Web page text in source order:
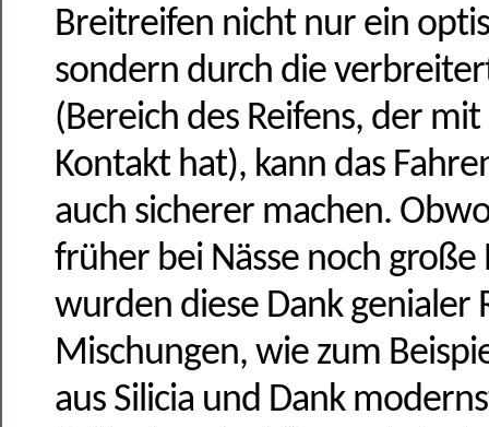
Breitreifen nicht nur ein
sondern durch die
(Bereich des Reifens, der
Kontakt hat), kann das
auch sicherer machen.
früher bei Nässe noch
wurden diese Dank genialer
Mischungen, wie zum
aus Silicia und Dank